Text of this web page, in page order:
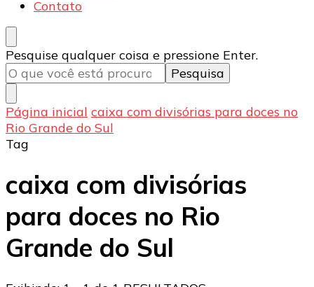
qualidade Arasa. Leia nossos conteúdos!
Contato
Procurando
algo?
Pesquise qualquer coisa e pressione Enter.
Página inicial caixa com divisórias para doces no
Rio Grande do Sul
Tag
caixa com divisórias
para doces no Rio
Grande do Sul